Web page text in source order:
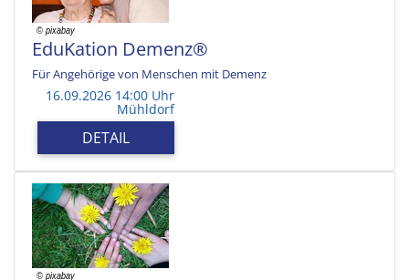
EduKation Demenz®
Für Angehörige von Menschen mit Demenz
16.09.2026 14:00 Uhr
Mühldorf
DETAIL